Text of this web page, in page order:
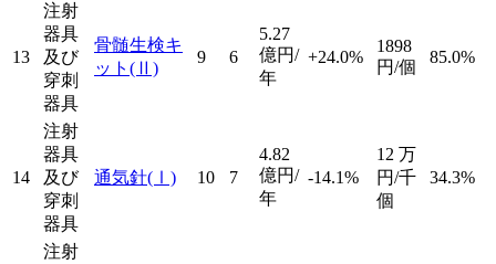
13
注射
器具
及び
穿刺
器具
骨髄生検キ
ット (Ⅱ)
9 6
5.27
億円/
年
+24.0%
1898
円/個
85.0%
14
注射
器具
及び
穿刺
器具
通気針(Ⅰ) 10 7
4.82
億円/
年
-14.1%
12 万
円/千
個
34.3%
注射